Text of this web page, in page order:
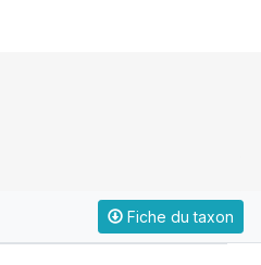
Fiche du taxon